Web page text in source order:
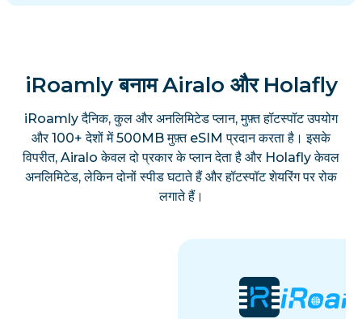
iRoamly बनाम Airalo और Holafly
iRoamly दैनिक, कुल और अनलिमिटेड प्लान, मुफ़्त हॉटस्पॉट उपयोग
और 100+ देशों में 500MB मुफ़्त eSIM प्रदान करता है। इसके
विपरीत, Airalo केवल दो प्रकार के प्लान देता है और Holafly केवल
अनलिमिटेड, लेकिन दोनों स्पीड घटाते हैं और हॉटस्पॉट शेयरिंग पर रोक
लगाते हैं।